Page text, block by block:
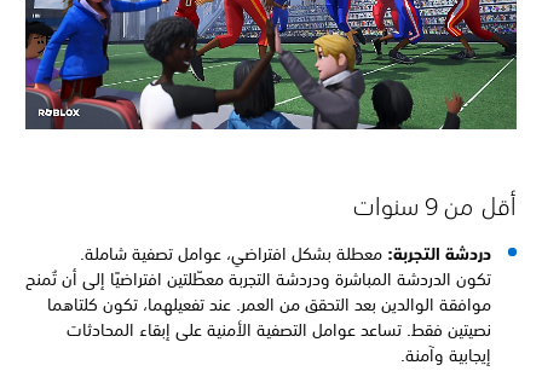
من 9 سنوات
دردشة التجربة:معطلة بشكل افتراضي، عوامل تصفية شاملة.
تكون الدردشة المباشرة ودردشة التجربة معطّلتين افتراضيًا إلى أن تُمنح
موافقة الوالدين بعد التحقق من العمر. عند تفعيلهما، تكون كلتاهما
نصيتين فقط. تساعد عوامل التصفية الأمنية على إبقاء المحادثات
إيجابية وآمنة.